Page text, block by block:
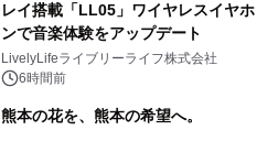
レイ搭載「LL05」ワイヤレスイヤホ
ンで音楽体験をアップデート
LivelyLifeライブリーライフ株式会社
6時間前
熊本の花を、熊本の希望へ。